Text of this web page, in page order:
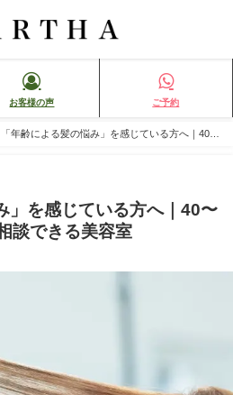
お客様の声 ご予約
「年齢による髪の悩み」を感じている方へ｜40〜
」を感じている方へ｜40〜
談できる美容室